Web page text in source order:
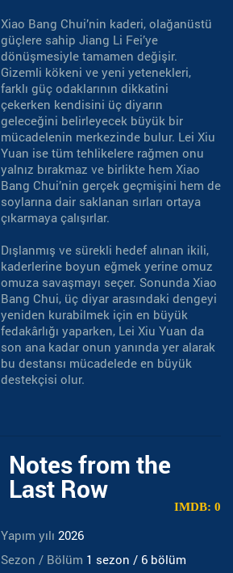
Xiao Bang Chui’nin kaderi, olağanüstü
güçlere sahip Jiang Li Fei’ye
dönüşmesiyle tamamen değişir.
Gizemli kökeni ve yeni yetenekleri,
farklı güç odaklarının dikkatini
çekerken kendisini üç diyarın
geleceğini belirleyecek büyük bir
mücadelenin merkezinde bulur. Lei Xiu
Yuan ise tüm tehlikelere rağmen onu
yalnız bırakmaz ve birlikte hem Xiao
Bang Chui’nin gerçek geçmişini hem de
soylarına dair saklanan sırları ortaya
çıkarmaya çalışırlar.
Dışlanmış ve sürekli hedef alınan ikili,
kaderlerine boyun eğmek yerine omuz
omuza savaşmayı seçer. Sonunda Xiao
Bang Chui, üç diyar arasındaki dengeyi
yeniden kurabilmek için en büyük
fedakârlığı yaparken, Lei Xiu Yuan da
son ana kadar onun yanında yer alarak
bu destansı mücadelede en büyük
destekçisi olur.
Notes from the
Last Row
IMDB: 0
Yapım yılı 2026
Sezon / Bölüm 1 sezon / 6 bölüm